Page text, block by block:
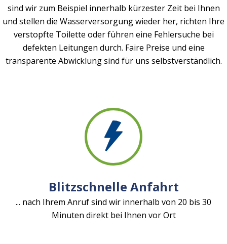
sind wir zum Beispiel innerhalb kürzester Zeit bei Ihnen
und stellen die Wasserversorgung wieder her, richten Ihre
verstopfte Toilette oder führen eine Fehlersuche bei
defekten Leitungen durch. Faire Preise und eine
transparente Abwicklung sind für uns selbstverständlich.
Blitzschnelle Anfahrt
... nach Ihrem Anruf sind wir innerhalb von 20 bis 30
Minuten direkt bei Ihnen vor Ort